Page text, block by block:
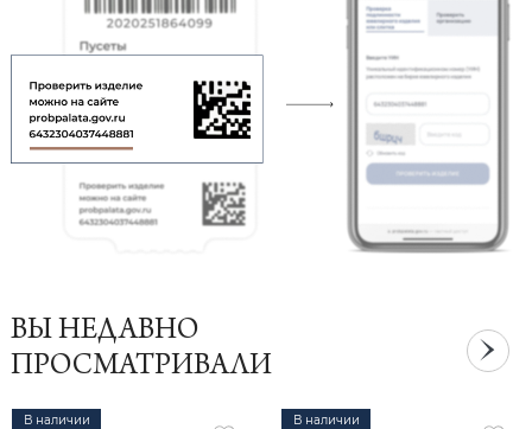
ВЫ НЕДАВНО
ПРОСМАТРИВАЛИ
В наличии В наличии